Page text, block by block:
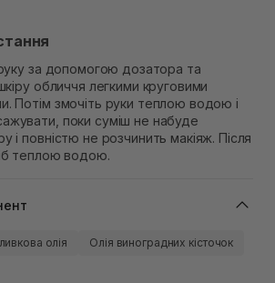
за допомогою дозатора та
обличчя легкими круговими
Потім змочіть руки теплою водою і
поки суміш не набуде
і повністю не розчинить макіяж. Після
теплою водою.
олія
Олія виноградних кісточок